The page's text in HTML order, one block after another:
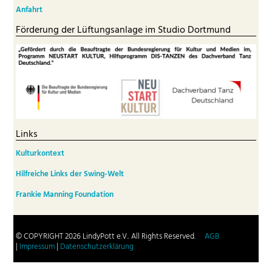
Anfahrt
Förderung der Lüftungsanlage im Studio Dortmund
Links
Kulturkontext
Hilfreiche Links der Swing-Welt
Frankie Manning Foundation
© COPYRIGHT 2026 LindyPott e.V.. All Rights Reserved.AGB
| Impressum| Datenschutzerklärung